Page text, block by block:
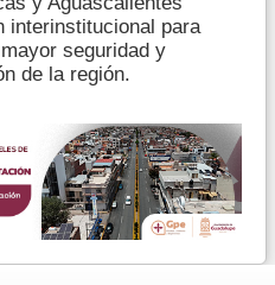
interinstitucional para
seguridad y
de la región.